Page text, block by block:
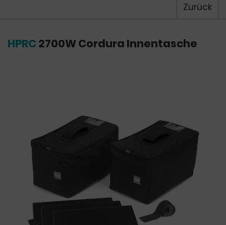
Zurück
HPRC 2700W Cordura Innentasche